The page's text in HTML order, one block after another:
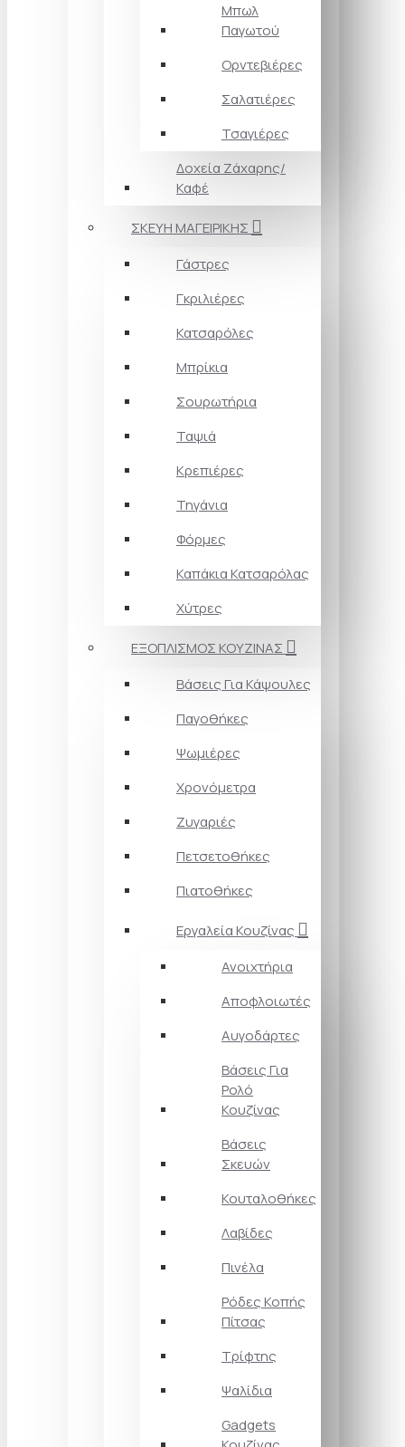
Μπωλ
Παγωτού
Ορντεβιέρες
Σαλατιέρες
Τσαγιέρες
Δοχεία Ζάχαρης/
Καφέ
ΣΚΕΥΗ ΜΑΓΕΙΡΙΚΗΣ
Γάστρες
Γκριλιέρες
Κατσαρόλες
Μπρίκια
Σουρωτήρια
Ταψιά
Κρεπιέρες
Τηγάνια
Φόρμες
Καπάκια Κατσαρόλας
Χύτρες
ΕΞΟΠΛΙΣΜΟΣ ΚΟΥΖΙΝΑΣ
Βάσεις Για Κάψουλες
Παγοθήκες
Ψωμιέρες
Χρονόμετρα
Ζυγαριές
Πετσετοθήκες
Πιατοθήκες
Εργαλεία Κουζίνας
Ανοιχτήρια
Αποφλοιωτές
Αυγοδάρτες
Βάσεις Για
Ρολό
Κουζίνας
Βάσεις
Σκευών
Κουταλοθήκες
Λαβίδες
Πινέλα
Ρόδες Κοπής
Πίτσας
Τρίφτης
Ψαλίδια
Gadgets